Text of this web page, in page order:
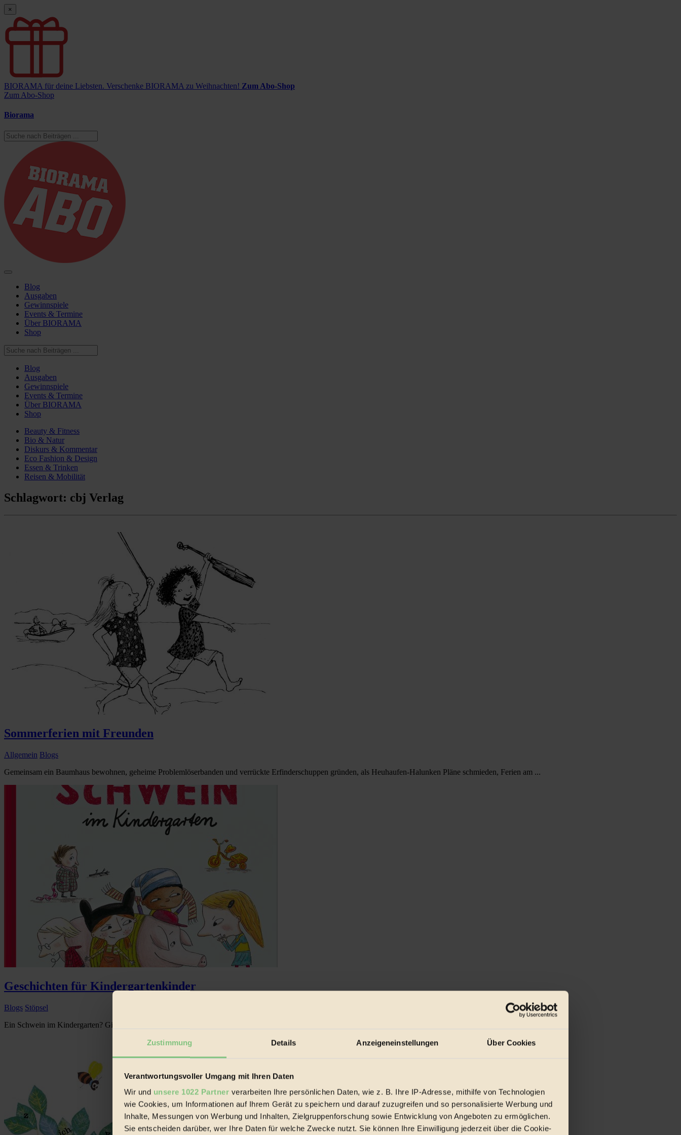
Zustimmung Details Anzeigeneinstellungen Über Cookies
Verantwortungsvoller Umgang mit Ihren Daten
Wir und unsere 1022 Partner verarbeiten Ihre persönlichen Daten, wie z. B. Ihre IP-Adresse, mithilfe von Technologien
wie Cookies, um Informationen auf Ihrem Gerät zu speichern und darauf zuzugreifen und so personalisierte Werbung und
Inhalte, Messungen von Werbung und Inhalten, Zielgruppenforschung sowie Entwicklung von Angeboten zu ermöglichen.
Sie entscheiden darüber, wer Ihre Daten für welche Zwecke nutzt. Sie können Ihre Einwilligung jederzeit über die Cookie-
×
BIORAMA für deine Liebsten. Verschenke BIORAMA zu Weihnachten! Zum Abo-Shop
Zum Abo-Shop
Biorama
Blog
Ausgaben
Gewinnspiele
Events & Termine
Über BIORAMA
Shop
Blog
Ausgaben
Gewinnspiele
Events & Termine
Über BIORAMA
Shop
Beauty & Fitness
Bio & Natur
Diskurs & Kommentar
Eco Fashion & Design
Essen & Trinken
Reisen & Mobilität
Schlagwort: cbj Verlag
Sommerferien mit Freunden
Allgemein Blogs
Gemeinsam ein Baumhaus bewohnen, geheime Problemlöserbanden und verrückte Erfinderschuppen gründen, als Heuhaufen-Halunken Pläne schmieden, Ferien am ...
Geschichten für Kindergartenkinder
Blogs Stöpsel
Ein Schwein im Kindergarten? Gibt es das wirklich? Und wenn es dort doch keine Tiere geben sollte, mit denen man ...